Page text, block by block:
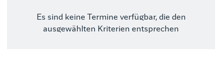
Es sind keine Termine verfügbar, die den
ausgewählten Kriterien entsprechen